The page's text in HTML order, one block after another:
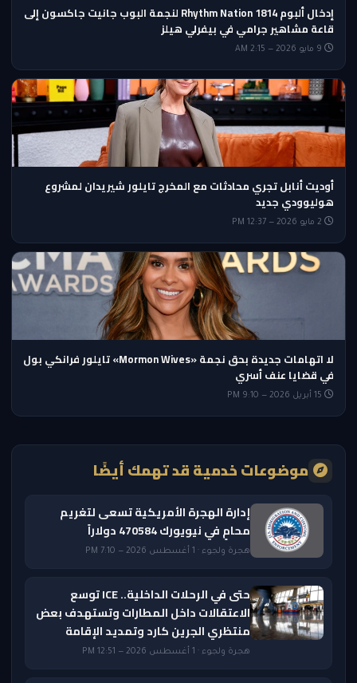
إدخال ألبوم Rhythm Nation 1814 لنجمة البوب جانيت جاكسون إلى
قاعة مشاهير جرامي في بيفرلي هيلز
أوديت أنابل تجري محادثات مع المخرج تايلور شيريدان لمشروع
هوليوودي جديد
لا اتهامات جديدة بحق نجمة «Mormon Wives» تايلور فرانكي بول
في قضايا عنف أسري
موضوعات خدمية قد تهمك أيضًا
إدارة الهجرة الأمريكية تسعى لتغريم
محامٍ في نيويورك 470584 دولاراً
هجرة ولجوء · 1 أغسطس 2026 — 7:10 PM
حتى في الرحلات الداخلية.. ICE توسع
الاعتقالات داخل المطارات وتستهدف بعض
منتظري الجرين كارد وتمديد الإقامة
هجرة ولجوء · 1 أغسطس 2026 — 12:51 PM